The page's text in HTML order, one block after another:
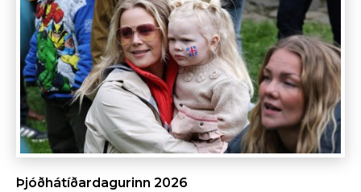
Þjóðhátíðardagurinn 2026